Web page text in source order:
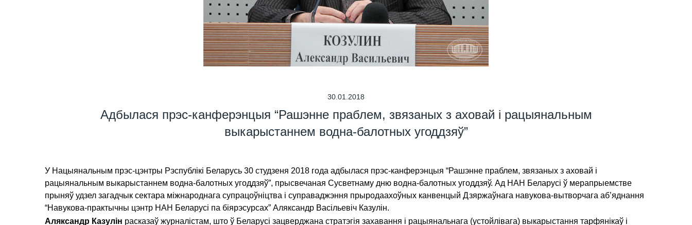
30.01.2018
Адбылася прэс-канферэнцыя “Рашэнне праблем, звязаных з аховай і рацыянальным
выкарыстаннем водна-балотных угоддзяў”
У Нацыянальным прэс-цэнтры Рэспублікі Беларусь 30 студзеня 2018 года адбылася прэс-канферэнцыя “Рашэнне праблем, звязаных з аховай і
рацыянальным выкарыстаннем водна-балотных угоддзяў”, прысвечаная Сусветнаму дню водна-балотных угоддзяў. Ад НАН Беларусі ў мерапрыемстве
прыняў удзел загадчык сектара міжнароднага супрацоўніцтва і суправаджэння прыродаахоўных канвенцый Дзяржаўнага навукова-вытворчага аб’яднання
“Навукова-практычны цэнтр НАН Беларусі па біярэсурсах” Аляксандр Васільевіч Казулін.
Аляксандр Казулін расказаў журналістам, што ў Беларусі зацверджана стратэгія захавання і рацыянальнага (устойлівага) выкарыстання тарфянікаў і